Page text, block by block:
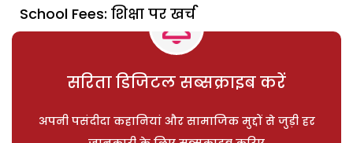
School Fees: शिक्षा पर खर्च
सरिता डिजिटल सब्सक्राइब करें
अपनी पसंदीदा कहानियां और सामाजिक मुद्दों से जुड़ी हर